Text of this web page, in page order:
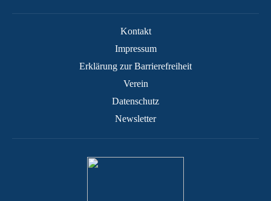
Kontakt
Impressum
Erklärung zur Barrierefreiheit
Verein
Datenschutz
Newsletter